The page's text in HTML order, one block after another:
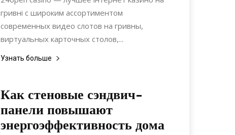
гривні с широким ассортиментом
современных видео слотов на гривны,
виртуальных карточных столов,...
Узнать больше
Как стеновые сэндвич-
панели повышают
энергоэффективность дома
14.07.2024 0